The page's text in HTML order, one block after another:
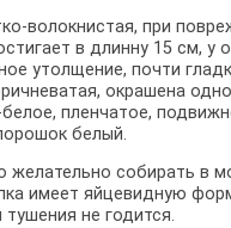
волокнистая, при
в длинну 15 см, у
утолщение, почти
окрашена
пленчатое,
белый.
желательно собирать в
имеет яйцевидную
не годится.